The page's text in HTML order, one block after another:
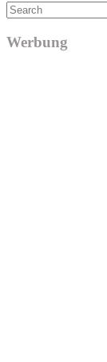
Search
Werbung